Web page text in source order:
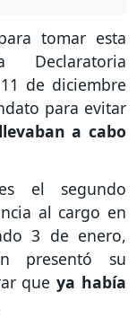
tomar esta
de diciembre
para evitar
a cabo
el segundo
al cargo en
3 de enero,
presentó su
queya había